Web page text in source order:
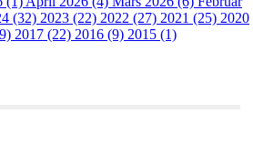
(32) 2023 (22) 2022 (27) 2021 (25) 2020
2017 (22) 2016 (9) 2015 (1)